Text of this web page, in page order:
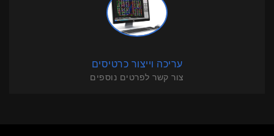
עריכה וייצור כרטיסים
צור קשר לפרטים נוספים